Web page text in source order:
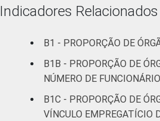
julho e outubro de 2015.
Indicadores Relacionados
B1 - PROPORÇÃO DE
B1B - PROPORÇÃO DE
NÚMERO DE
B1C - PROPORÇÃO DE
VÍNCULO EMPREGATÍCIO